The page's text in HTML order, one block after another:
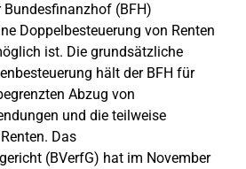
(BFH)
Doppelbesteuerung von Renten
ist. Die grundsätzliche
hält der BFH für
Abzug von
und die teilweise
Das
(BVerfG) hat im November